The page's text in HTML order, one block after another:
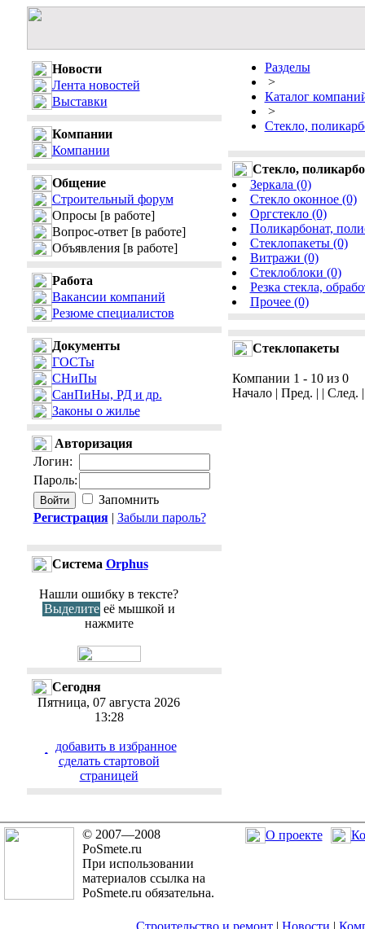
Новости
Лента новостей
Выставки
Компании
Компании
Общение
Строительный форум
Опросы [в работе]
Вопрос-ответ [в работе]
Объявления [в работе]
Работа
Вакансии компаний
Резюме специалистов
Документы
ГОСТы
СНиПы
СанПиНы, РД и др.
Законы о жилье
Авторизация
Логин:
Пароль:
Запомнить
Регистрация| Забыли пароль?
Cистема Orphus
Нашли ошибку в тексте?
Выделите её мышкой и
нажмите
Сегодня
Пятница, 07 августа 2026
13:28
добавить в избранное
cделать стартовой
страницей
Разделы
>
Каталог
>
Стекло,
Стекло,
Зеркала (0)
Стекло оконное (0)
Оргстекло (0)
Поликарбонат,
Стеклопакеты (0)
Витражи (0)
Стеклоблоки (0)
Резка стекла,
Прочее (0)
Стеклопакеты
Компании 1 - 10 из 0
Начало | Пред. | | След.
© 2007—2008
PoSmete.ru
При использовании
материалов ссылка на
PoSmete.ru обязательна.
О проекте
Строительство и ремонт | Новости |